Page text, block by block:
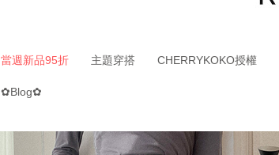
當週新品95折 主題穿搭 CHERRYKOKO授權
✿Blog✿